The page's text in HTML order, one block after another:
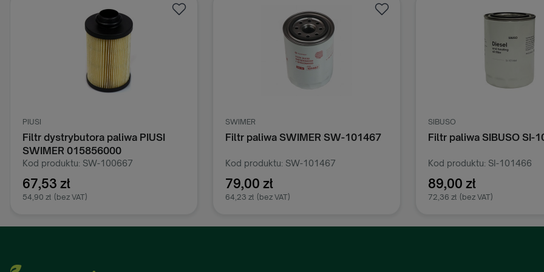
SWIMER
Filtr paliwa SWIMER SW-101467
Kod produktu: SW-101467
79,00 zł
64,23 zł (bez VAT)
SIBUSO
Filtr paliwa SIBUSO SI-101466
Kod produktu: SI-101466
89,00 zł
72,36 zł (bez VAT)
Kramp
Hak sprężynowy do
1,50 zł
1,22 zł (bez VAT)
Dodaj do